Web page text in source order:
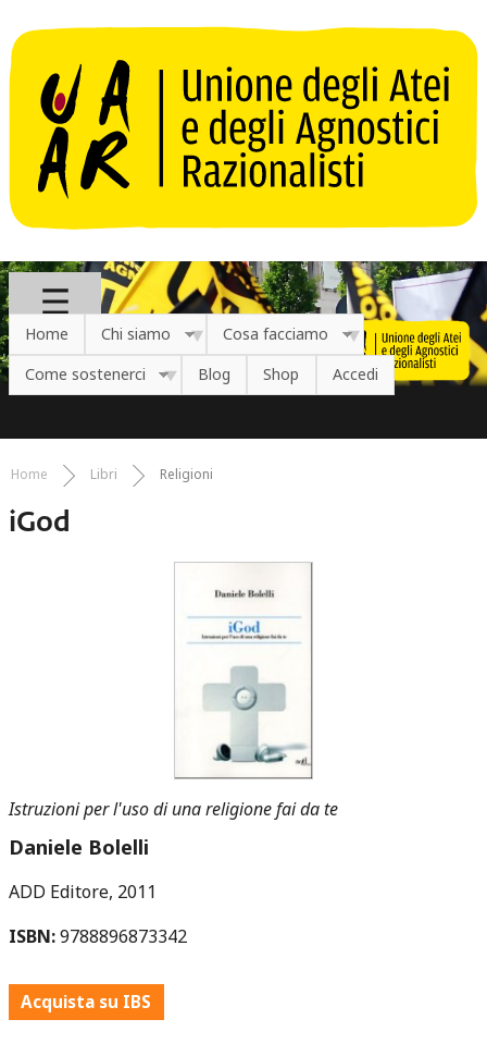
Home Chi siamo
Cosa facciamo
Come sostenerci
Blog Shop Accedi
Tu sei qui
Home Libri Religioni
iGod
Istruzioni per l'uso di una religione fai da te
Daniele Bolelli
ADD Editore 2011
ISBN:9788896873342
Acquista su IBS